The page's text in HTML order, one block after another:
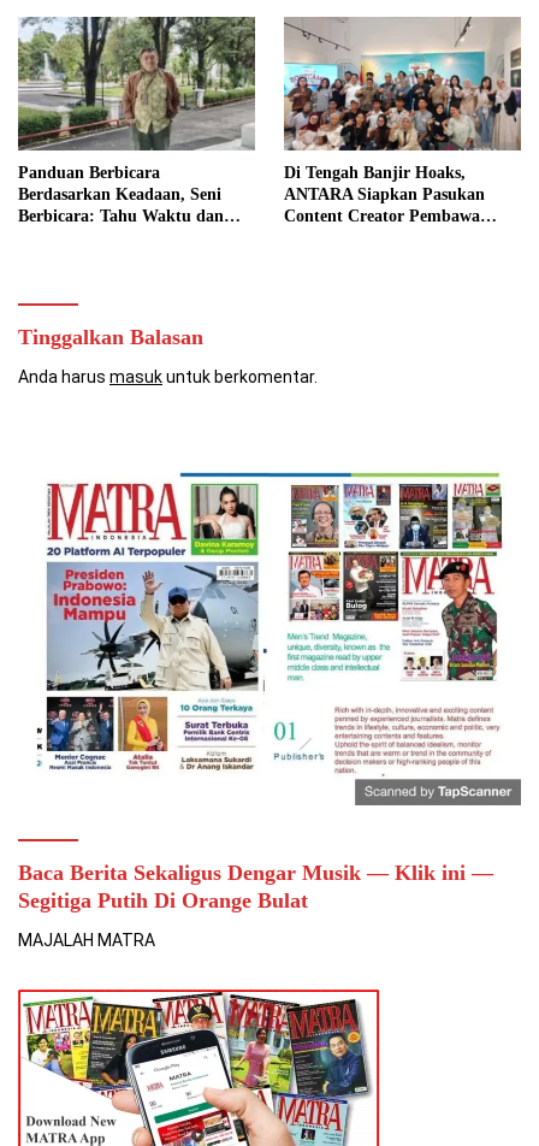
Panduan Berbicara
Berdasarkan Keadaan, Seni
Berbicara: Tahu Waktu dan
Di Tengah Banjir Hoaks,
ANTARA Siapkan Pasukan
Content Creator Pembawa
Tinggalkan Balasan
Anda harus masukuntuk berkomentar.
Baca Berita Sekaligus Dengar Musik — Klik ini —
Segitiga Putih Di Orange Bulat
MAJALAH MATRA